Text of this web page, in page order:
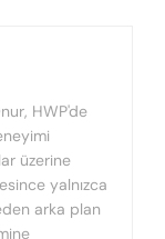
HWP'de
üzerine
yalnızca
arka plan